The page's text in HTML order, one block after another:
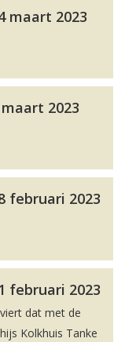
maart 2023
2023
februari 2023
februari 2023
dat met de
Kolkhuis Tanke